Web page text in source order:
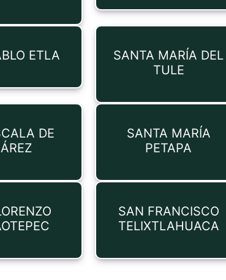
ETLA
SANTA MARÍA DEL
TULE
DE
SANTA MARÍA
PETAPA
SAN FRANCISCO
TELIXTLAHUACA